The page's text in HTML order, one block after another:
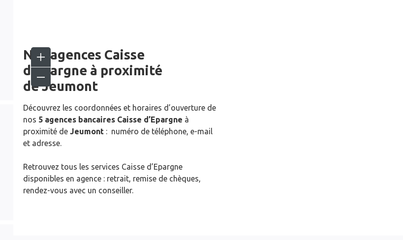
Nos agences Caisse
d’Epargne à proximité
deJeumont
Découvrez les coordonnées et horaires d’ouverture de
nos 5 agences bancaires Caisse d’Epargne à
proximité de Jeumont : numéro de téléphone, e-mail
et adresse.
Retrouvez tous les services Caisse d’Epargne
disponibles en agence : retrait, remise de chèques,
rendez-vous avec un conseiller.